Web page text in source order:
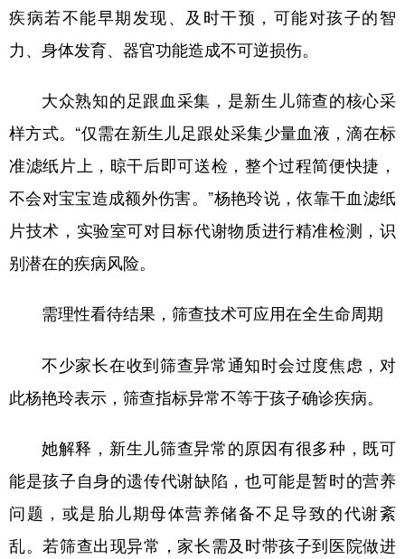
疾病若不能早期发现、及时干预，可能对孩子的智
力、身体发育、器官功能造成不可逆损伤。
大众熟知的足跟血采集，是新生儿筛查的核心采
样方式。“仅需在新生儿足跟处采集少量血液，滴在标
准滤纸片上，晾干后即可送检，整个过程简便快捷，
不会对宝宝造成额外伤害。”杨艳玲说，依靠干血滤纸
片技术，实验室可对目标代谢物质进行精准检测，识
别潜在的疾病风险。
需理性看待结果，筛查技术可应用在全生命周期
不少家长在收到筛查异常通知时会过度焦虑，对
此杨艳玲表示，筛查指标异常不等于孩子确诊疾病。
她解释，新生儿筛查异常的原因有很多种，既可
能是孩子自身的遗传代谢缺陷，也可能是暂时的营养
问题，或是胎儿期母体营养储备不足导致的代谢紊
乱。若筛查出现异常，家长需及时带孩子到医院做进